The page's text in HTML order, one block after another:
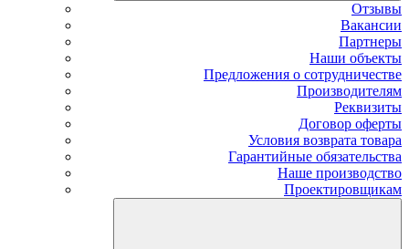
Отзывы
Вакансии
Партнеры
Наши объекты
Предложения о сотрудничестве
Производителям
Реквизиты
Договор оферты
Условия возврата товара
Гарантийные обязательства
Наше производство
Проектировщикам